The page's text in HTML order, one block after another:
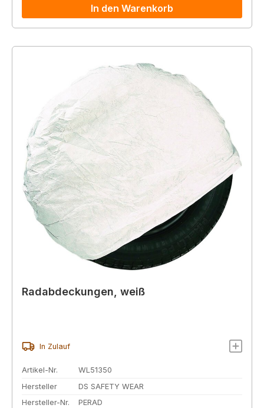
In den Warenkorb
Radabdeckungen, weiß
In Zulauf
Artikel-Nr.
WL51350
Hersteller
DS SAFETY WEAR
Hersteller-Nr.
PERAD